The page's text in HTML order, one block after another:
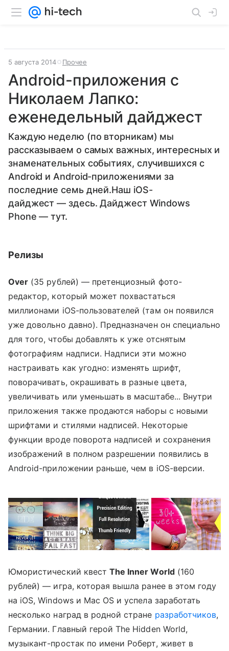
5 августа 2014 Прочее
Android-приложения с
Николаем Лапко:
еженедельный дайджест
Каждую неделю (по вторникам) мы
рассказываем о самых важных, интересных и
знаменательных событиях, случившихся с
Android и Android-приложениями за
последние семь дней.Наш iOS-
дайджест — здесь. Дайджест Windows
Phone — тут.
Релизы
Over (35 рублей) — претенциозный фото-
редактор, который может похвастаться
миллионами iOS-пользователей (там он появился
уже довольно давно). Предназначен он специально
для того, чтобы добавлять к уже отснятым
фотографиям надписи. Надписи эти можно
настраивать как угодно: изменять шрифт,
поворачивать, окрашивать в разные цвета,
увеличивать или уменьшать в масштабе... Внутри
приложения также продаются наборы с новыми
шрифтами и стилями надписей. Некоторые
функции вроде поворота надписей и сохранения
изображений в полном разрешении появились в
Android-приложении раньше, чем в iOS-версии.
Юмористический квестThe Inner World(160
рублей) — игра, которая вышла ранее в этом году
на iOS, Windows и Mac OS и успела заработать
несколько наград в родной стране разработчиков,
Германии. Главный герой The Hidden World,
музыкант-простак по имени Роберт, живет в